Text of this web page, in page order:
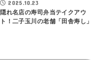
2025.10.23
隠れ名店の寿司弁当テイクアウ
ト！二子玉川の老舗「田舎寿し」